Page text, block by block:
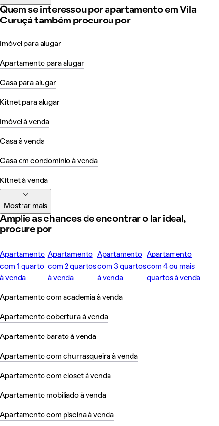
Quem se interessou por apartamento em Vila
Curuçá também procurou por
Imóvel para alugar
Apartamento para alugar
Casa para alugar
Kitnet para alugar
Imóvel à venda
Casa à venda
Casa em condomínio à venda
Kitnet à venda
Mostrar mais
Amplie as chances de encontrar o lar ideal,
procure por
Apartamento
com 1 quarto
à venda
Apartamento
com 2 quartos
à venda
Apartamento
com 3 quartos
à venda
Apartamento
com 4 ou mais
quartos à venda
Apartamento com academia à venda
Apartamento cobertura à venda
Apartamento barato à venda
Apartamento com churrasqueira à venda
Apartamento com closet à venda
Apartamento mobiliado à venda
Apartamento com piscina à venda